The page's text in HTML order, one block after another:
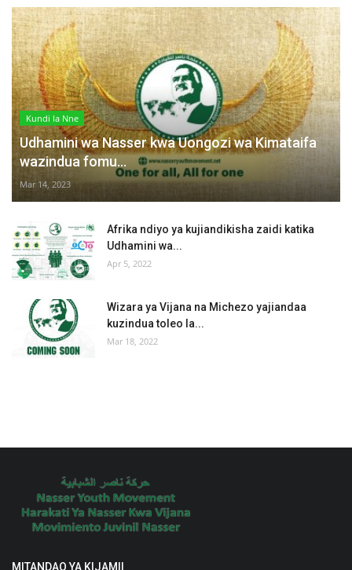
Kundi la Nne
Udhamini wa Nasser kwa Uongozi wa Kimataifa
wazindua fomu...
Mar 14, 2023
Afrika ndiyo ya kujiandikisha zaidi katika
Udhamini wa...
Apr 5, 2022
Wizara ya Vijana na Michezo yajiandaa
kuzindua toleo la...
Mar 18, 2022
MITANDAO YA KIJAMII